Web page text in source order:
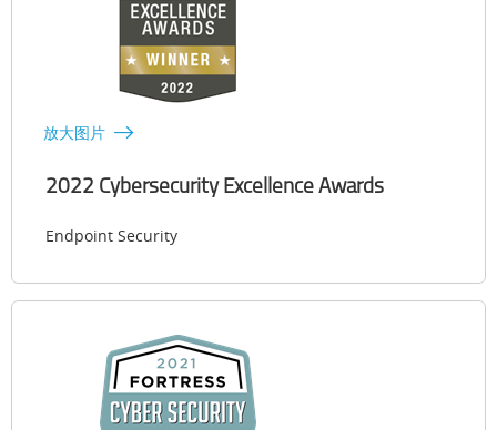
放大图片
2022 Cybersecurity Excellence Awards
Endpoint Security